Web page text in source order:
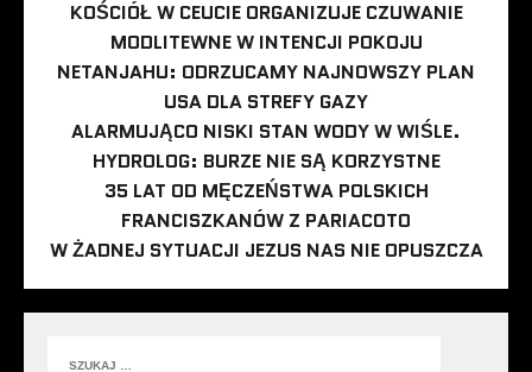
KOŚCIÓŁ W CEUCIE ORGANIZUJE CZUWANIE
MODLITEWNE W INTENCJI POKOJU
NETANJAHU: ODRZUCAMY NAJNOWSZY PLAN
USA DLA STREFY GAZY
ALARMUJĄCO NISKI STAN WODY W WIŚLE.
HYDROLOG: BURZE NIE SĄ KORZYSTNE
35 LAT OD MĘCZEŃSTWA POLSKICH
FRANCISZKANÓW Z PARIACOTO
W ŻADNEJ SYTUACJI JEZUS NAS NIE OPUSZCZA